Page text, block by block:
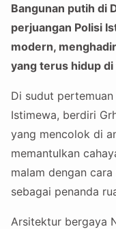
Bangunan putih di
perjuangan Polisi
modern,
yang terus hidup
Di sudut
Istimewa, berdiri
yang mencolok di
memantulkan
malam dengan
sebagai penanda
Arsitektur bergaya